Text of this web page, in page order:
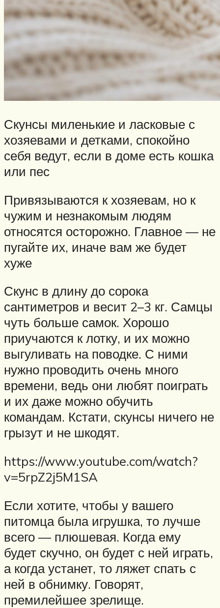
Скунсы миленькие и ласковые с
хозяевами и детками, спокойно
себя ведут, если в доме есть кошка
или пес
Привязываются к хозяевам, но к
чужим и незнакомым людям
относятся осторожно. Главное — не
пугайте их, иначе вам же будет
хуже
Скунс в длину до сорока
сантиметров и весит 2–3 кг. Самцы
чуть больше самок. Хорошо
приучаются к лотку, и их можно
выгуливать на поводке. С ними
нужно проводить очень много
времени, ведь они любят поиграть
и их даже можно обучить
командам. Кстати, скунсы ничего не
грызут и не шкодят.
https://www.youtube.com/watch?
v=5rpZ2j5M1SA
Если хотите, чтобы у вашего
питомца была игрушка, то лучше
всего — плюшевая. Когда ему
будет скучно, он будет с ней играть,
а когда устанет, то ляжет спать с
ней в обнимку. Говорят,
премилейшее зрелище.